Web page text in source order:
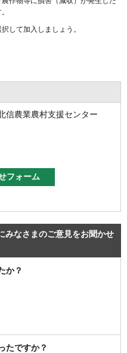
して加入しましょう。
信農業農村支援センター
みなさまのご意見をお聞かせ
か？
たですか？